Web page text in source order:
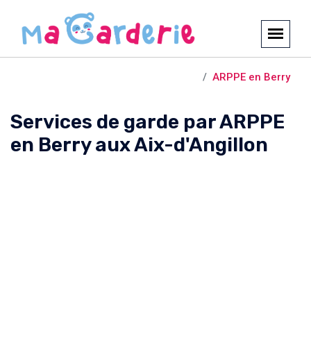
ARPPE en Berry
Services de garde par ARPPE
en Berry aux Aix-d'Angillon